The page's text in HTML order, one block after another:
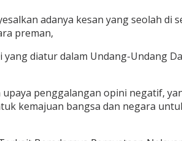
adanya kesan yang seolah di
preman,
diatur dalam Undang-Undang
penggalangan opini negatif,
kemajuan bangsa dan negara